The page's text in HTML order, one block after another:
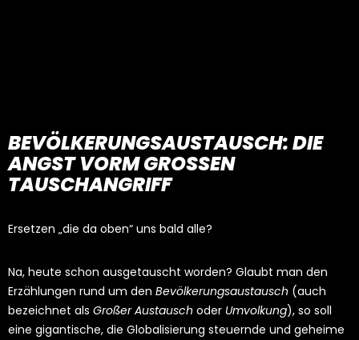
BEVÖLKERUNGSAUSTAUSCH:DIE
ANGST VORM GROSSEN T
AUSCHANGRIFF
Ersetzen „die da oben“ uns bald alle?
Na, heute schon ausgetauscht worden? Glaubt man den
Erzählungen rund um den Bevölkerungsaustausch (auch
bezeichnet als Großer Austausch oder Umvolkung), so soll
eine gigantische, die Globalisierung steuernde und geheime